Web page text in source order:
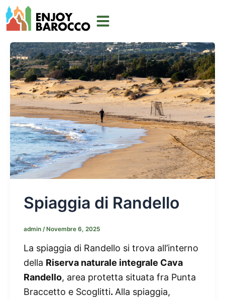
Vai
al
Spiaggia di Randello
admin /Novembre 6, 2025
La spiaggia di Randello si trova all’interno
della Riserva naturale integrale Cava
Randello, area protetta situata fra Punta
Braccetto e Scoglitti. Alla spiaggia,